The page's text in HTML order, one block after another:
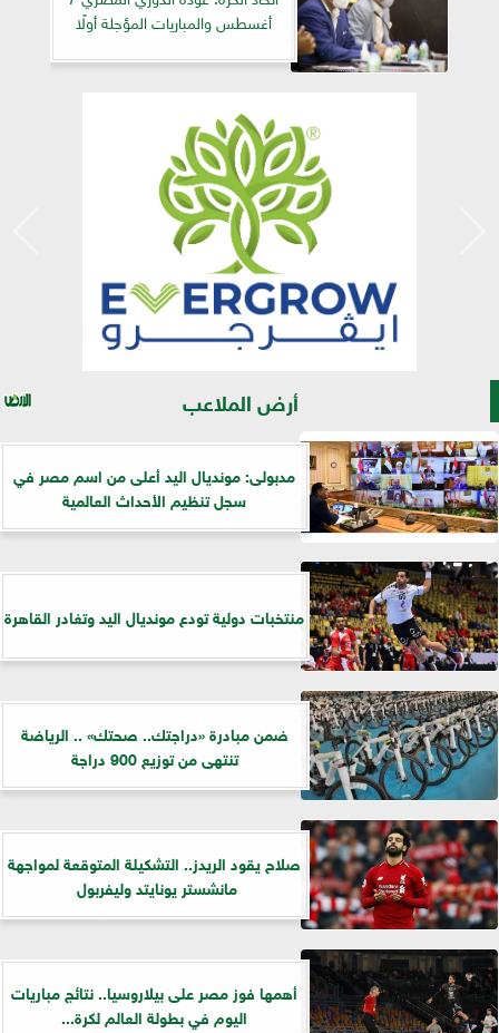
أغسطس والمباريات المؤجلة أولًا
أرض الملاعب
مدبولى: مونديال اليد أعلى من اسم مصر في
سجل تنظيم الأحداث العالمية
منتخبات دولية تودع مونديال اليد وتغادر القاهرة
ضمن مبادرة «دراجتك.. صحتك» .. الرياضة
تنتهى من توزيع 900 دراجة
صلاح يقود الريدز.. التشكيلة المتوقعة لمواجهة
مانشستر يونايتد وليفربول
أهمها فوز مصر على بيلاروسيا.. نتائج مباريات
اليوم في بطولة العالم لكرة...